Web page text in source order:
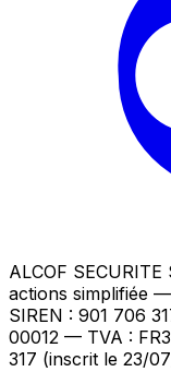
ALCOF SECURITE
actions simplifiée
SIREN : 901 706
00012 — TVA :
317 (inscrit le 23/